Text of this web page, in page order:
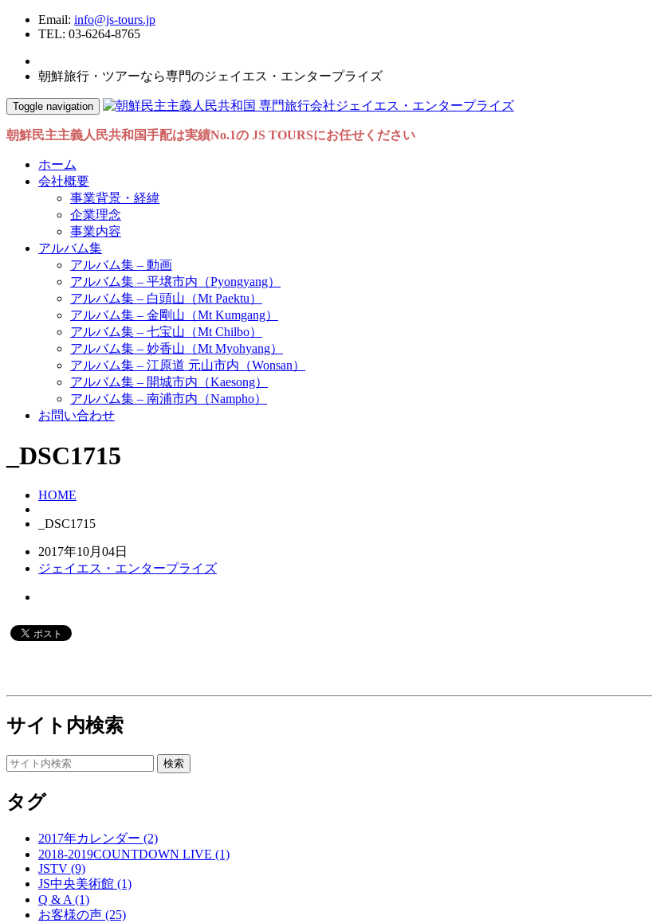
Email: info@js-tours.jp
TEL: 03-6264-8765
朝鮮旅行・ツアーなら専門のジェイエス・エンタープライズ
Toggle navigation
朝鮮民主主義人民共和国手配は実績No.1の JS TOURSにお任せください
ホーム
会社概要
事業背景・経緯
企業理念
事業内容
アルバム集
アルバム集 – 動画
アルバム集 – 平壌市内（Pyongyang）
アルバム集 – 白頭山（Mt Paektu）
アルバム集 – 金剛山（Mt Kumgang）
アルバム集 – 七宝山（Mt Chilbo）
アルバム集 – 妙香山（Mt Myohyang）
アルバム集 – 江原道 元山市内（Wonsan）
アルバム集 – 開城市内（Kaesong）
アルバム集 – 南浦市内（Nampho）
お問い合わせ
_DSC1715
HOME
_DSC1715
2017年10月04日
ジェイエス・エンタープライズ
サイト内検索
タグ
2017年カレンダー (2)
2018-2019COUNTDOWN LIVE (1)
JSTV (9)
JS中央美術館 (1)
Q & A (1)
お客様の声 (25)